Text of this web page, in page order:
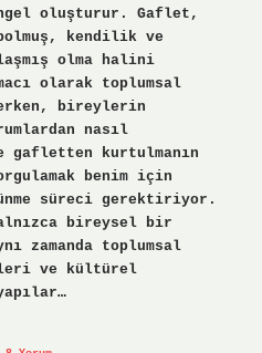
oluşturur. Gaflet,
kendilik ve
olma halini
olarak toplumsal
bireylerin
nasıl
kurtulmanın
benim için
süreci gerektiriyor.
bireysel bir
zamanda toplumsal
ve kültürel